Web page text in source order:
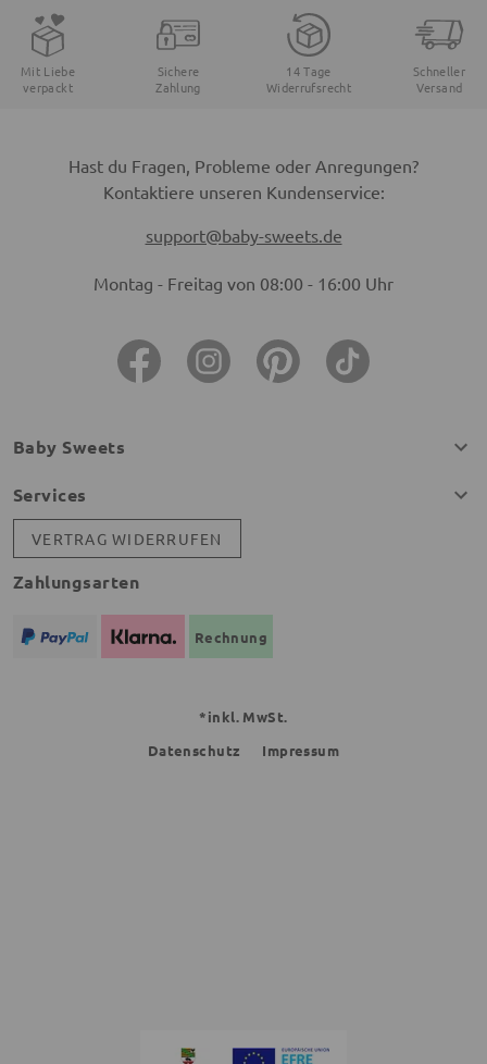
Mit Liebe
verpackt
Sichere
Zahlung
14 Tage
Widerrufsrecht
Schneller
Versand
Hast du Fragen, Probleme oder Anregungen?
Kontaktiere unseren Kundenservice:
support@baby-sweets.de
Montag - Freitag von 08:00 - 16:00 Uhr
Baby Sweets
Services
VERTRAG WIDERRUFEN
Zahlungsarten
Rechnung
*inkl. MwSt.
Datenschutz
Impressum